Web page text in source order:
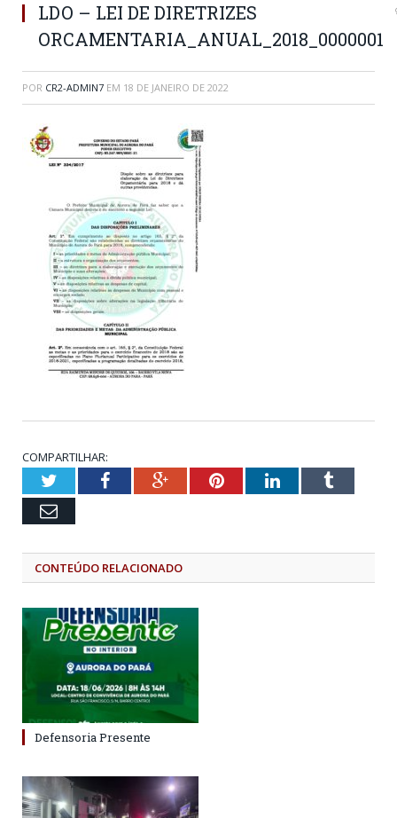
LDO – LEI DE DIRETRIZES
ORCAMENTARIA_ANUAL_2018_0000001
POR CR2-ADMIN7 EM 18 DE JANEIRO DE 2022
COMPARTILHAR:
TwitterFacebookGoogle+PinterestLinkedInTumblr
Email
CONTEÚDO RELACIONADO
Defensoria Presente